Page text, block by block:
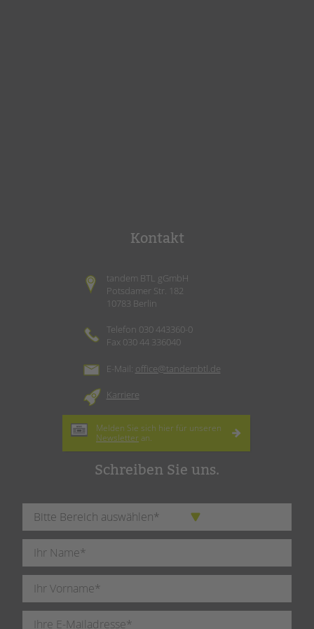
Kontakt
tandem BTL gGmbH
Potsdamer Str. 182
10783 Berlin
Telefon 030 443360-0
Fax 030 44 336040
E-Mail: office@tandembtl.de
Karriere
Melden Sie sich hier für unseren
Newsletter an.
Schreiben Sie uns.